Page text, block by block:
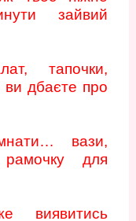
зайвий
тапочки,
ви дбаєте про
вази,
рамочку для
виявитись